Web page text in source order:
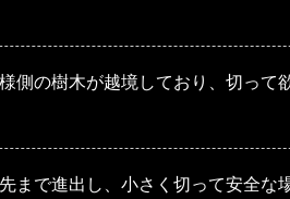
側の樹木が越境しており、切って
で進出し、小さく切って安全な